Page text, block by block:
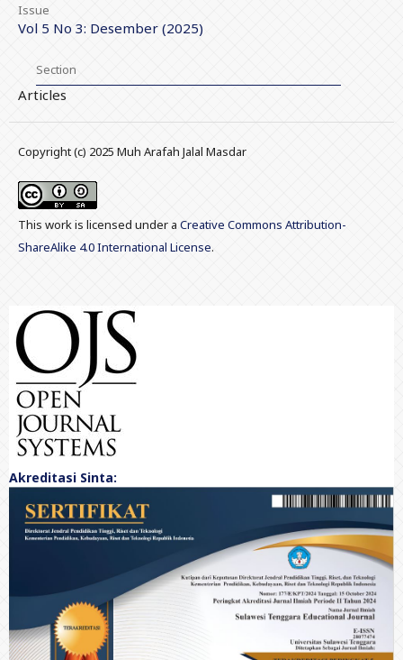
Issue
Vol 5 No 3: Desember (2025)
Section
Articles
Copyright (c) 2025 Muh Arafah Jalal Masdar
This work is licensed under a Creative Commons Attribution-
ShareAlike 4.0 International License.
Akreditasi Sinta: